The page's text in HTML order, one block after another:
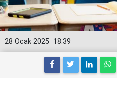
18:39
28 Ocak 2025